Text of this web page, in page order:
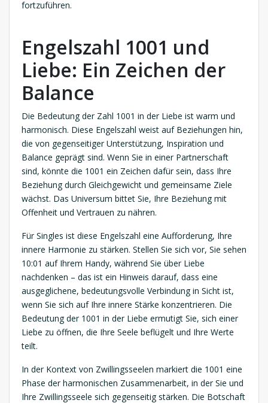
fortzuführen.
Engelszahl 1001 und
Liebe: Ein Zeichen der
Balance
Die Bedeutung der Zahl 1001 in der Liebe ist warm und
harmonisch. Diese Engelszahl weist auf Beziehungen hin,
die von gegenseitiger Unterstützung, Inspiration und
Balance geprägt sind. Wenn Sie in einer Partnerschaft
sind, könnte die 1001 ein Zeichen dafür sein, dass Ihre
Beziehung durch Gleichgewicht und gemeinsame Ziele
wächst. Das Universum bittet Sie, Ihre Beziehung mit
Offenheit und Vertrauen zu nähren.
Für Singles ist diese Engelszahl eine Aufforderung, Ihre
innere Harmonie zu stärken. Stellen Sie sich vor, Sie sehen
10:01 auf Ihrem Handy, während Sie über Liebe
nachdenken – das ist ein Hinweis darauf, dass eine
ausgeglichene, bedeutungsvolle Verbindung in Sicht ist,
wenn Sie sich auf Ihre innere Stärke konzentrieren. Die
Bedeutung der 1001 in der Liebe ermutigt Sie, sich einer
Liebe zu öffnen, die Ihre Seele beflügelt und Ihre Werte
teilt.
In der Kontext von Zwillingsseelen markiert die 1001 eine
Phase der harmonischen Zusammenarbeit, in der Sie und
Ihre Zwillingsseele sich gegenseitig stärken. Die Botschaft